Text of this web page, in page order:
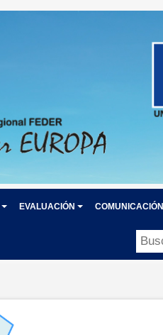
EVALUACIÓN COMUNICACIÓN